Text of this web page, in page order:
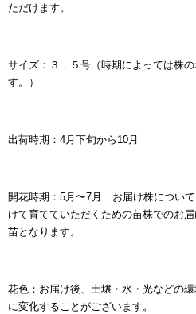
ただけます。
サイズ：３．５号（時期によっては株
す。）
出荷時期：4月下旬から10月
開花時期：5月〜7月 お届け株につい
けて育てていただくための苗株でのお届
苗となります。
花色：お届け後、土壌・水・光などの
に変化することがございます。